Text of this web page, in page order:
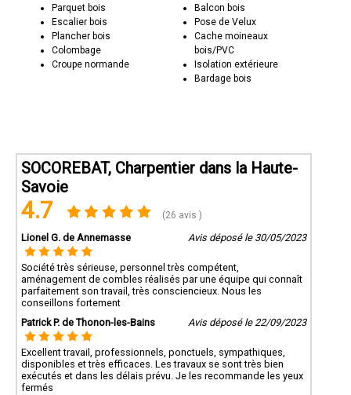
Parquet bois
Escalier bois
Plancher bois
Colombage
Croupe normande
Balcon bois
Pose de Velux
Cache moineaux
bois/PVC
Isolation extérieure
Bardage bois
SOCOREBAT, Charpentier dans la Haute-
Savoie
4.7 (26 avis )
Lionel G. de Annemasse Avis déposé le 30/05/2023
Société très sérieuse, personnel très compétent,
aménagement de combles réalisés par une équipe qui connaît
parfaitement son travail, très consciencieux. Nous les
conseillons fortement
Patrick P. de Thonon-les-Bains
Avis déposé le 22/09/2023
Excellent travail, professionnels, ponctuels, sympathiques,
disponibles et très efficaces. Les travaux se sont très bien
exécutés et dans les délais prévu. Je les recommande les yeux
fermés